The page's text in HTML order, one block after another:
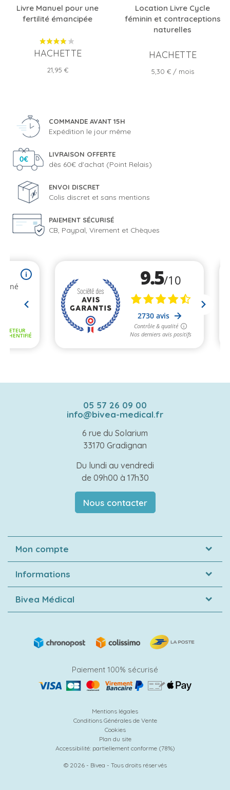
Livre Manuel pour une
fertilité émancipée
HACHETTE
Prix
21,95 €
Location Livre Cycle
féminin et contraceptions
naturelles
HACHETTE
Prix
5,30 €/ mois
COMMANDE AVANT 15H
Expédition le jour même
LIVRAISON OFFERTE
dès 60€ d'achat (Point Relais)
ENVOI DISCRET
Colis discret et sans mentions
PAIEMENT SÉCURISÉ
CB, Paypal, Virement et Chèques
05 57 26 09 00
info@bivea-medical.fr
6 rue du Solarium
33170 Gradignan
Du lundi au vendredi
de 09h00 à 17h30
Nous contacter
Mon compte
Informations
Bivea Médical
Paiement 100% sécurisé
Mentions légales
Conditions Générales de Vente
Cookies
Plan du site
Accessibilité: partiellement conforme (78%)
© 2026 - Bivea - Tous droits réservés